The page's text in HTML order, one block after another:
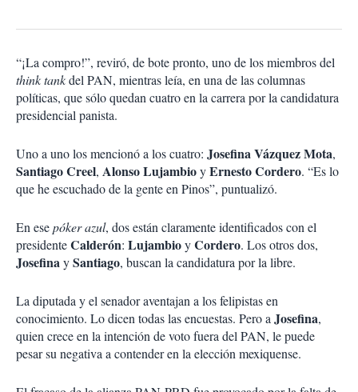
c
m
p
a
r
t
r
“¡La compro!”, reviró, de bote pronto, uno de los miembros del
think tankdel PAN, mientras leía, en una de las columnas
políticas, que sólo quedan cuatro en la carrera por la candidatura
presidencial panista.
Uno a uno los mencionó a los cuatro: Josefina Vázquez Mota,
Santiago Creel, Alonso LujambioyErnesto Cordero. “Es lo
que he escuchado de la gente en Pinos”, puntualizó.
En esepóker azul, dos están claramente identificados con el
presidenteCalderón: LujambioyCordero. Los otros dos,
JosefinaySantiago, buscan la candidatura por la libre.
La diputada y el senador aventajan a los felipistas en
conocimiento. Lo dicen todas las encuestas. Pero a Josefina,
quien crece en la intención de voto fuera del PAN, le puede
pesar su negativa a contender en la elección mexiquense.